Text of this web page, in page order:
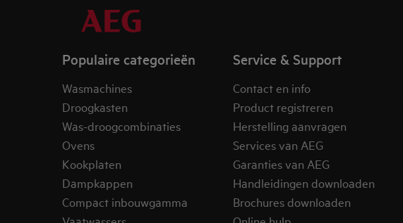
Populaire categorieën
Wasmachines
Droogkasten
Was-droogcombinaties
Ovens
Kookplaten
Dampkappen
Compact inbouwgamma
Service & Support
Contact en info
Product registreren
Herstelling aanvragen
Services van AEG
Garanties van AEG
Handleidingen downloaden
Brochures downloaden